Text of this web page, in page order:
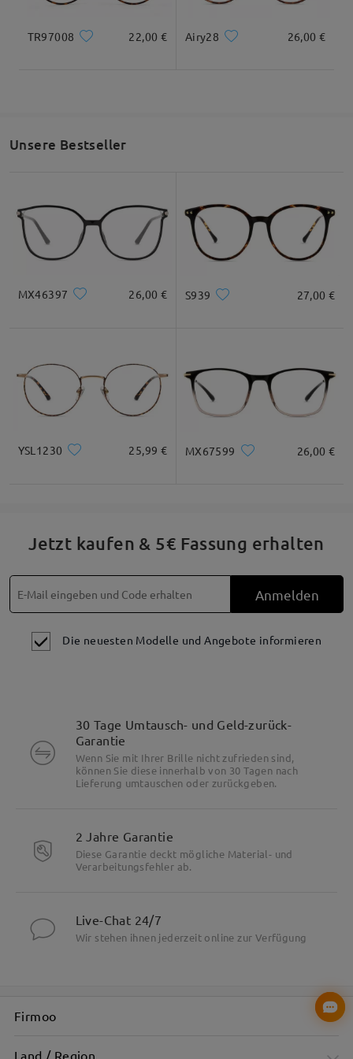
Alle Bewertungen
TR97008 22,00 € Airy28 26,00 €
Unsere Bestseller
MX46397 26,00 € S939 27,00 €
YSL1230 25,99 € MX67599 26,00 €
Jetzt kaufen & 5€ Fassung erhalten
Anmelden
Die neuesten Modelle und Angebote informieren
30 Tage Umtausch- und Geld-zurück-
Garantie
Wenn Sie mit Ihrer Brille nicht zufrieden sind,
können Sie diese innerhalb von 30 Tagen nach
Lieferung umtauschen oder zurückgeben.
2 Jahre Garantie
Diese Garantie deckt mögliche Material- und
Verarbeitungsfehler ab.
Live-Chat 24/7
Wir stehen ihnen jederzeit online zur Verfügung
Firmoo
Land / Region